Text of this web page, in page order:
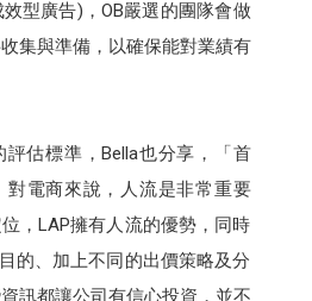
效型廣告)，OB嚴選的團隊會做
集與準備，以確保能對業績有
估標準，Bella也分享，「首
對電商來說，人流是非常重要
，LAP擁有人流的優勢，同時
的、加上不同的出價策略及分
訊都讓公司有信心投資，並不